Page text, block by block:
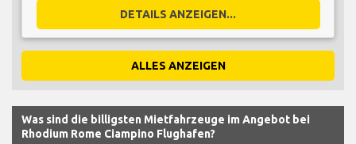
DETAILS ANZEIGEN...
ALLES ANZEIGEN
Was sind die billigsten Mietfahrzeuge im Angebot bei
Rhodium Rome Ciampino Flughafen?